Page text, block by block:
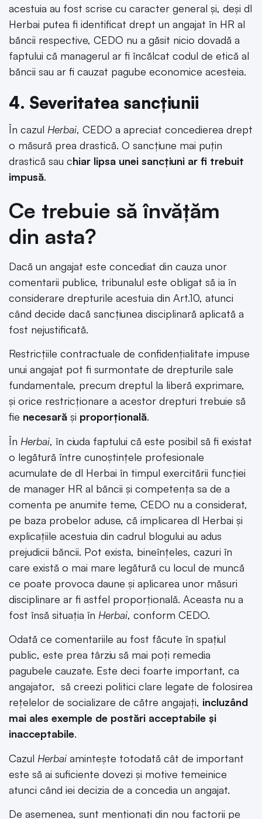
acestuia au fost scrise cu caracter general și, deși dl
Herbai putea fi identificat drept un angajat în HR al
băncii respective, CEDO nu a găsit nicio dovadă a
faptului că managerul ar fi încălcat codul de etică al
băncii sau ar fi cauzat pagube economice acesteia.
4. Severitatea sancțiunii
În cazul Herbai, CEDO a apreciat concedierea drept
o măsură prea drastică. O sancțiune mai puțin
drastică sau chiar lipsa unei sancțiuni ar fi trebuit
impusă.
Ce trebuie să învățăm
din asta?
Dacă un angajat este concediat din cauza unor
comentarii publice, tribunalul este obligat să ia în
considerare drepturile acestuia din Art.10, atunci
când decide dacă sancțiunea disciplinară aplicată a
fost nejustificată.
Restricțiile contractuale de confidențialitate impuse
unui angajat pot fi surmontate de drepturile sale
fundamentale, precum dreptul la liberă exprimare,
și orice restricționare a acestor drepturi trebuie să
fie necesară și proporțională.
În Herbai, în ciuda faptului că este posibil să fi existat
o legătură între cunoștințele profesionale
acumulate de dl Herbai în timpul exercitării funcției
de manager HR al băncii și competența sa de a
comenta pe anumite teme, CEDO nu a considerat,
pe baza probelor aduse, că implicarea dl Herbai și
explicațiile acestuia din cadrul blogului au adus
prejudicii băncii. Pot exista, bineînțeles, cazuri în
care există o mai mare legătură cu locul de muncă
ce poate provoca daune și aplicarea unor măsuri
disciplinare ar fi astfel proporțională. Aceasta nu a
fost însă situația în Herbai, conform CEDO.
Odată ce comentariile au fost făcute în spațiul
public, este prea târziu să mai poți remedia
pagubele cauzate. Este deci foarte important, ca
angajator, să creezi politici clare legate de folosirea
rețelelor de socializare de către angajați, incluzând
mai ales exemple de postări acceptabile și
inacceptabile.
Cazul Herbai amintește totodată cât de important
este să ai suficiente dovezi și motive temeinice
atunci când iei decizia de a concedia un angajat.
De asemenea, sunt menționați din nou factorii pe